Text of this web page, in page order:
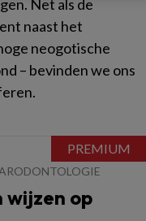
Net als de
naast het
neogotische
– bevinden we ons
wijzen op